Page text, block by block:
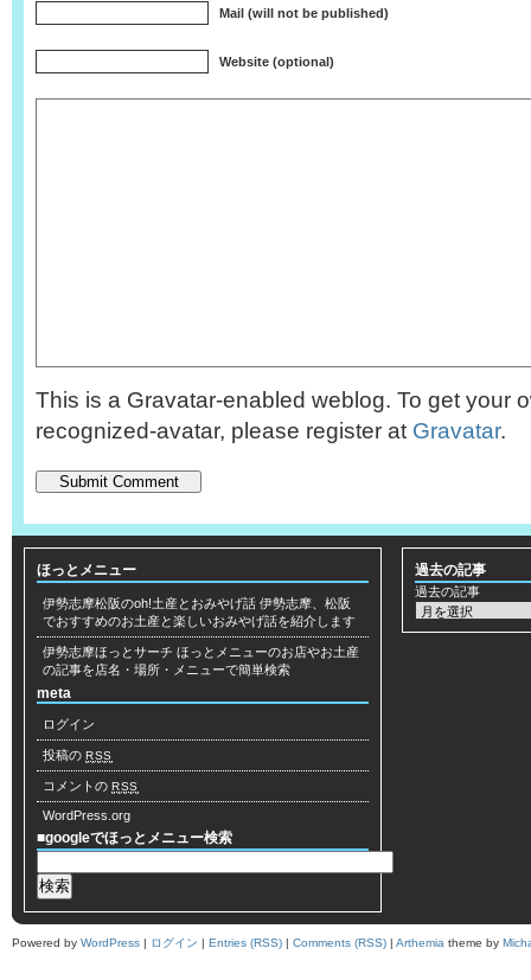
Mail (will not be published)
Website (optional)
This is a Gravatar-enabled weblog. To get your
recognized-avatar, please register at Gravatar.
ほっとメニュー
伊勢志摩松阪のoh!土産とおみやげ話 伊勢志摩、松阪
でおすすめのお土産と楽しいおみやげ話を紹介します
伊勢志摩ほっとサーチ ほっとメニューのお店やお土産
の記事を店名・場所・メニューで簡単検索
meta
ログイン
投稿の RSS
コメントの RSS
WordPress.org
■googleでほっとメニュー検索
過去の記事
過去の記事
Powered by WordPress | ログイン | Entries (RSS) | Comments (RSS) | Arthemia theme by